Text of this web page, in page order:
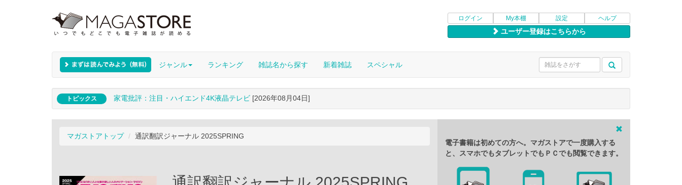
ログイン My本棚 設定 ヘルプ
ユーザー登録はこちらから
ジャンル ランキング 雑誌名から探す 新着雑誌 スペシャル
トピックス 家電批評：注目・ハイエンド4K液晶テレビ [2026年08月04日]
マガストアトップ 通訳翻訳ジャーナル 2025SPRING
電子書籍は初めての方へ。マガストアで一度購入する
と、スマホでもタブレットでもＰＣでも閲覧できます。